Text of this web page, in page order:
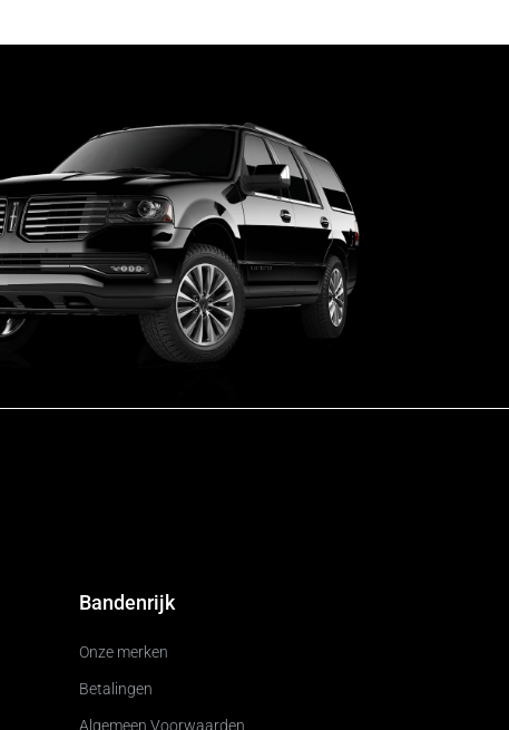
Bandenrijk
Onze merken
Betalingen
Algemeen Voorwaarden